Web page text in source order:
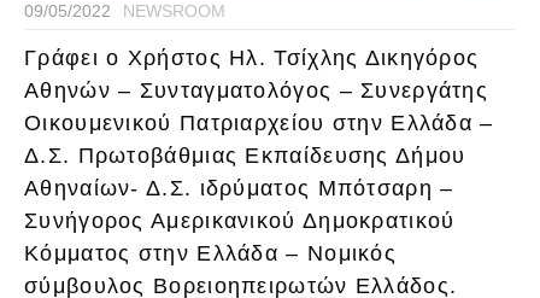
09/05/2022 NEWSROOM
Γράφει ο Χρήστος Ηλ. Τσίχλης Δικηγόρος
Αθηνών – Συνταγματολόγος – Συνεργάτης
Οικουμενικού Πατριαρχείου στην Ελλάδα –
Δ.Σ. Πρωτοβάθμιας Εκπαίδευσης Δήμου
Αθηναίων- Δ.Σ. ιδρύματος Μπότσαρη –
Συνήγορος Αμερικανικού Δημοκρατικού
Κόμματος στην Ελλάδα – Νομικός
σύμβουλος Βορειοηπειρωτών Ελλάδος.